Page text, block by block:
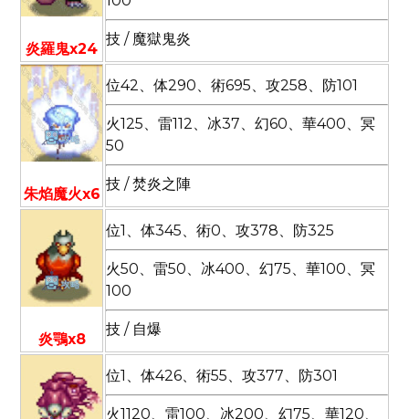
炎羅鬼x24
技 / 魔獄鬼炎
朱焰魔火x6
位42、体290、術695、攻258、防101
火125、雷112、冰37、幻60、華400、冥
50
技 / 焚炎之陣
炎鶚x8
位1、体345、術0、攻378、防325
火50、雷50、冰400、幻75、華100、冥
100
技 / 自爆
位1、体426、術55、攻377、防301
火1120、雷100、冰200、幻75、華120、